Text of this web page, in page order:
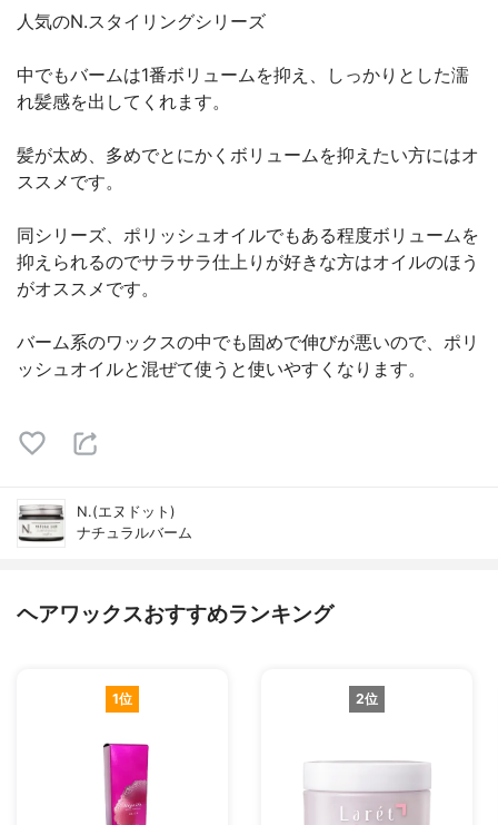
人気のN.スタイリングシリーズ
中でもバームは1番ボリュームを抑え、しっかりとした濡
れ髪感を出してくれます。
髪が太め、多めでとにかくボリュームを抑えたい方にはオ
ススメです。
同シリーズ、ポリッシュオイルでもある程度ボリュームを
抑えられるのでサラサラ仕上りが好きな方はオイルのほう
がオススメです。
バーム系のワックスの中でも固めで伸びが悪いので、ポリ
ッシュオイルと混ぜて使うと使いやすくなります。
N.(エヌドット)
ナチュラルバーム
ヘアワックスおすすめランキング
1位 2位